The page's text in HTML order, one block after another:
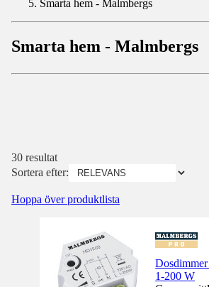
Smarta hem - Malmbergs
Smarta hem - Malmbergs
30 resultat
Sortera efter:
Hoppa över produktlista
1-200 W